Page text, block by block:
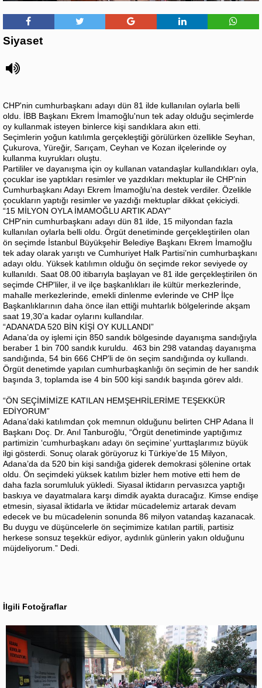
Siyaset
CHP'nin cumhurbaşkanı adayı dün 81 ilde kullanılan oylarla belli
oldu. İBB Başkanı Ekrem İmamoğlu'nun tek aday olduğu seçimlerde
oy kullanmak isteyen binlerce kişi sandıklara akın etti.
Seçimlerin yoğun katılımla gerçekleştiği görülürken özellikle Seyhan,
Çukurova, Yüreğir, Sarıçam, Ceyhan ve Kozan ilçelerinde oy
kullanma kuyrukları oluştu.
Partililer ve dayanışma için oy kullanan vatandaşlar kullandıkları oyla,
çocuklar ise yaptıkları resimler ve yazdıkları mektuplar ile CHP’nin
Cumhurbaşkanı Adayı Ekrem İmamoğlu’na destek verdiler. Özelikle
çocukların yaptığı resimler ve yazdığı mektuplar dikkat çekiciydi.
“15 MİLYON OYLA İMAMOĞLU ARTIK ADAY”
CHP'nin cumhurbaşkanı adayı dün 81 ilde, 15 milyondan fazla
kullanılan oylarla belli oldu. Örgüt denetiminde gerçekleştirilen olan
ön seçimde İstanbul Büyükşehir Belediye Başkanı Ekrem İmamoğlu
tek aday olarak yarıştı ve Cumhuriyet Halk Partisi’nin cumhurbaşkanı
adayı oldu. Yüksek katılımın olduğu ön seçimde rekor seviyede oy
kullanıldı. Saat 08.00 itibarıyla başlayan ve 81 ilde gerçekleştirilen ön
seçimde CHP'liler, il ve ilçe başkanlıkları ile kültür merkezlerinde,
mahalle merkezlerinde, emekli dinlenme evlerinde ve CHP İlçe
Başkanlıklarının daha önce ilan ettiği muhtarlık bölgelerinde akşam
saat 19,30’a kadar oylarını kullandılar.
“ADANA’DA 520 BİN KİŞİ OY KULLANDI”
Adana’da oy işlemi için 850 sandık bölgesinde dayanışma sandığıyla
beraber 1 bin 700 sandık kuruldu. 463 bin 298 vatandaş dayanışma
sandığında, 54 bin 666 CHP’li de ön seçim sandığında oy kullandı.
Örgüt denetimde yapılan cumhurbaşkanlığı ön seçimin de her sandık
başında 3, toplamda ise 4 bin 500 kişi sandık başında görev aldı.
“ÖN SEÇİMİMİZE KATILAN HEMŞEHRİLERİME TEŞEKKÜR
EDİYORUM”
Adana’daki katılımdan çok memnun olduğunu belirten CHP Adana İl
Başkanı Doç. Dr. Anıl Tanburoğlu, “Örgüt denetiminde yaptığımız
partimizin ‘cumhurbaşkanı adayı ön seçimine’ yurttaşlarımız büyük
ilgi gösterdi. Sonuç olarak görüyoruz ki Türkiye’de 15 Milyon,
Adana’da da 520 bin kişi sandığa giderek demokrasi şölenine ortak
oldu. Ön seçimdeki yüksek katılım bizler hem motive etti hem de
daha fazla sorumluluk yükledi. Siyasal iktidarın pervasızca yaptığı
baskıya ve dayatmalara karşı dimdik ayakta duracağız. Kimse endişe
etmesin, siyasal iktidarla ve iktidar mücadelemiz artarak devam
edecek ve bu mücadelenin sonunda 86 milyon vatandaş kazanacak.
Bu duygu ve düşüncelerle ön seçimimize katılan partili, partisiz
herkese sonsuz teşekkür ediyor, aydınlık günlerin yakın olduğunu
müjdeliyorum.” Dedi.
İlgili Fotoğraflar